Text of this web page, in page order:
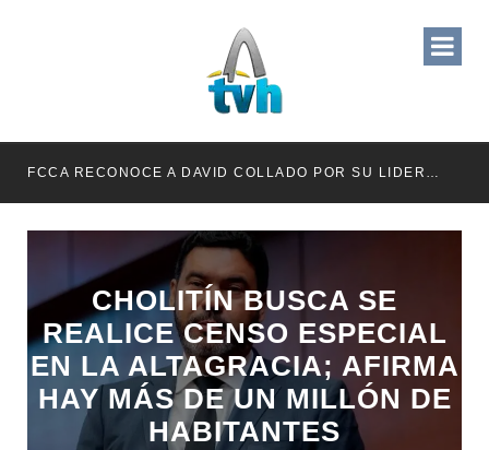
FCCA RECONOCE A DAVID COLLADO POR SU LIDERAZGO EN EL CRECIMIENTO DE LA INDUSTRIA DE CRUCEROS EN RD
CHOLITÍN BUSCA SE
REALICE CENSO ESPECIAL
EN LA ALTAGRACIA; AFIRMA
HAY MÁS DE UN MILLÓN DE
HABITANTES